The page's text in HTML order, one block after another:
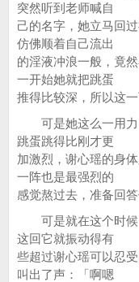
突然听到老师喊自
己的名字，她立马回
仿佛顺着自己流出
的淫液冲浪一般，竟
一开始她就把跳蛋
推得比较深，所以这
可是她这么一用力
跳蛋跳得比刚才更
加激烈，谢心瑶的身
一阵也是最强烈的
感觉熬过去，准备回答
可是就在这个时候
这回它就振动得有
些超过谢心瑶可以忍
叫出了声：「啊嗯